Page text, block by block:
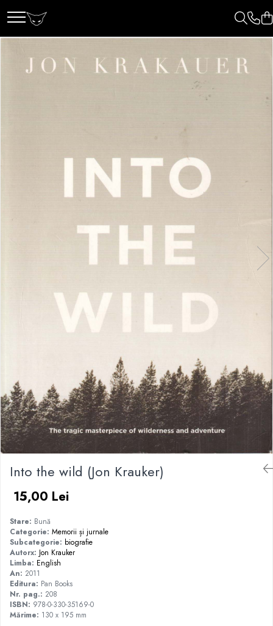
Into the wild (Jon Krauker)
15,00 Lei
Stare: Bună
Categorie: Memorii și jurnale
Subcategorie: biografie
Autorx: Jon Krauker
Limba: English
An: 2011
Editura: Pan Books
Nr. pag.: 208
ISBN: 978-0-330-35169-0
Mărime: 130 x 195 mm